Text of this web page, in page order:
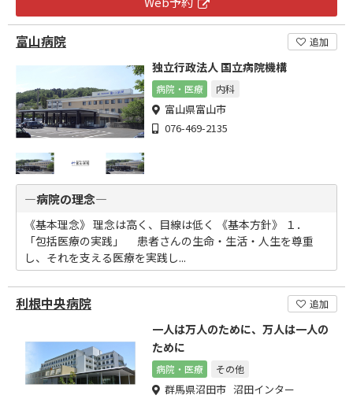
富山病院 追加
独立行政法人 国立病院機構
病院・医療 内科
富山県富山市
076-469-2135
―病院の理念―
《基本理念》 理念は高く、目線は低く 《基本方針》 １．
「包括医療の実践」 患者さんの生命・生活・人生を尊重
し、それを支える医療を実践し...
利根中央病院 追加
一人は万人のために、万人は一人の
ために
病院・医療 その他
群馬県沼田市 沼田インター